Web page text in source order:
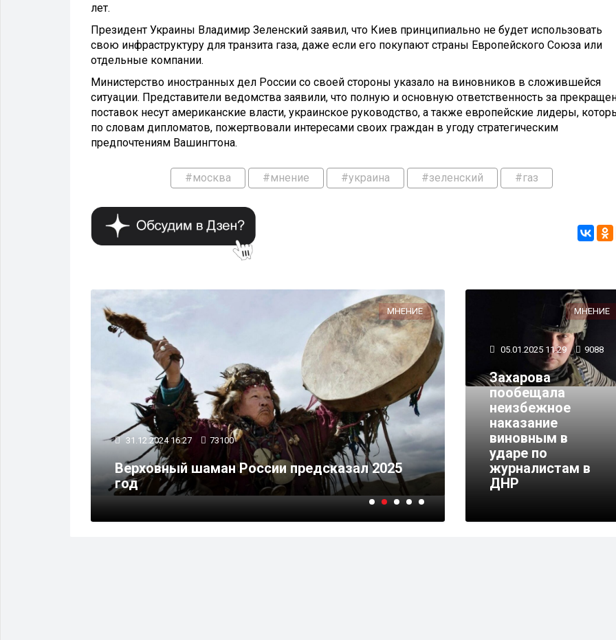
лет.
Президент Украины Владимир Зеленский заявил, что Киев принципиально не будет использовать
свою инфраструктуру для транзита газа, даже если его покупают страны Европейского Союза или
отдельные компании.
Министерство иностранных дел России со своей стороны указало на виновников в сложившейся
ситуации. Представители ведомства заявили, что полную и основную ответственность за
поставок несут американские власти, украинское руководство, а также европейские лидеры,
по словам дипломатов, пожертвовали интересами своих граждан в угоду стратегическим
предпочтениям Вашингтона.
#москва #мнение #украина #зеленский #газ
МНЕНИЕ
31.12.2024 16:27 73100
Верховный шаман России предсказал 2025
год
30.12.2024 14:22 8250
Медведев оценил
но ожидаемых"
МНЕНИЕ
05.01.2025 11:29 9088
Захарова
пообещала
неизбежное
наказание
виновным в
ударе по
журналистам в
ДНР